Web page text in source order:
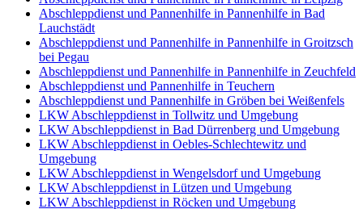
Abschleppdienst und Pannenhilfe in Pannenhilfe in Bad
Lauchstädt
Abschleppdienst und Pannenhilfe in Pannenhilfe in Groitzsch
bei Pegau
Abschleppdienst und Pannenhilfe in Pannenhilfe in Zeuchfeld
Abschleppdienst und Pannenhilfe in Teuchern
Abschleppdienst und Pannenhilfe in Gröben bei Weißenfels
LKW Abschleppdienst in Tollwitz und Umgebung
LKW Abschleppdienst in Bad Dürrenberg und Umgebung
LKW Abschleppdienst in Oebles-Schlechtewitz und
Umgebung
LKW Abschleppdienst in Wengelsdorf und Umgebung
LKW Abschleppdienst in Lützen und Umgebung
LKW Abschleppdienst in Röcken und Umgebung